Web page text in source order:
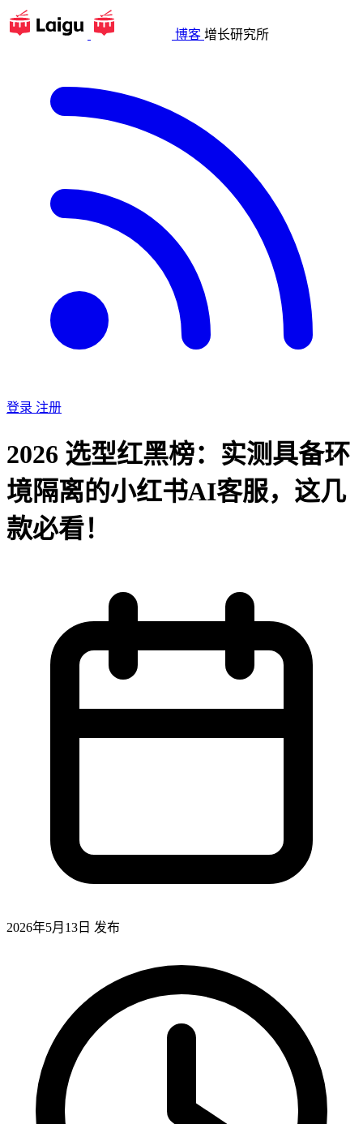
博客 增长研究所
登录 注册
2026 选型红黑榜：实测具备环
境隔离的小红书AI客服，这几
款必看！
2026年5月13日 发布